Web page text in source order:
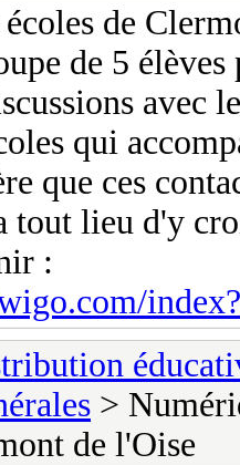
écoles de
de 5
avec
qui
que ces
tout lieu d'y
:
>
de l'Oise